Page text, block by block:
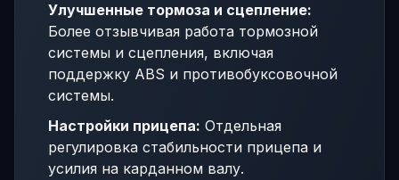
Улучшенные тормоза и сцепление:
Более отзывчивая работа тормозной
системы и сцепления, включая
поддержку ABS и противобуксовочной
системы.
Настройки прицепа: Отдельная
регулировка стабильности прицепа и
усилия на карданном валу.